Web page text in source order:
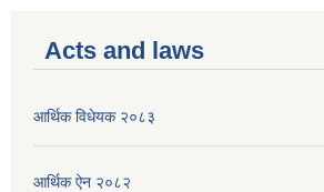
Acts and laws
आर्थिक विधेयक २०८३
आर्थिक ऐन २०८२